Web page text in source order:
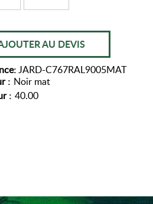
AU DEVIS
JARD-C767RAL9005MAT
: Noir mat
: 40.00